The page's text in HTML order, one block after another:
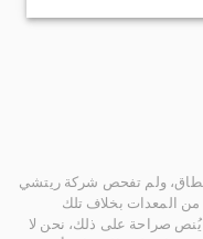
ولم تفحص شركة ريتشي
من المعدات بخلاف تلك
يُنص صراحة على ذلك، نحن لا